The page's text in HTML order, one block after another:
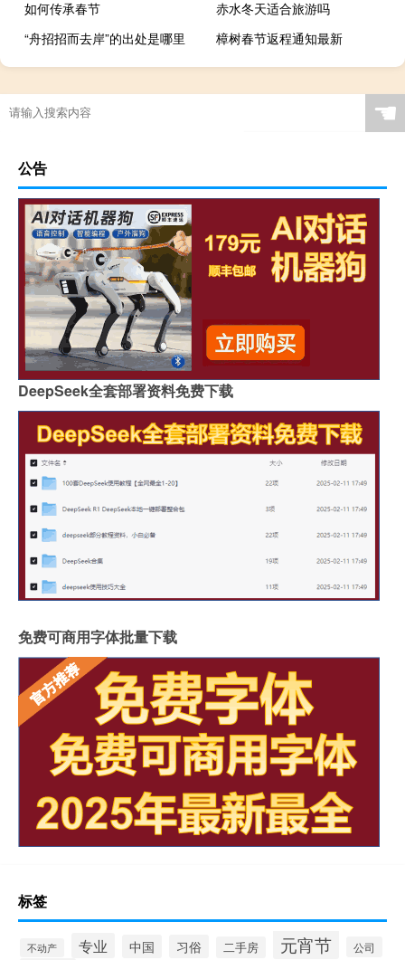
如何传承春节
赤水冬天适合旅游吗
“舟招招而去岸”的出处是哪里
樟树春节返程通知最新
山东德州最新楼盘价格
☚
公告
DeepSeek全套部署资料免费下载
免费可商用字体批量下载
标签
不动产 专业 中国 习俗 二手房 元宵节 公司